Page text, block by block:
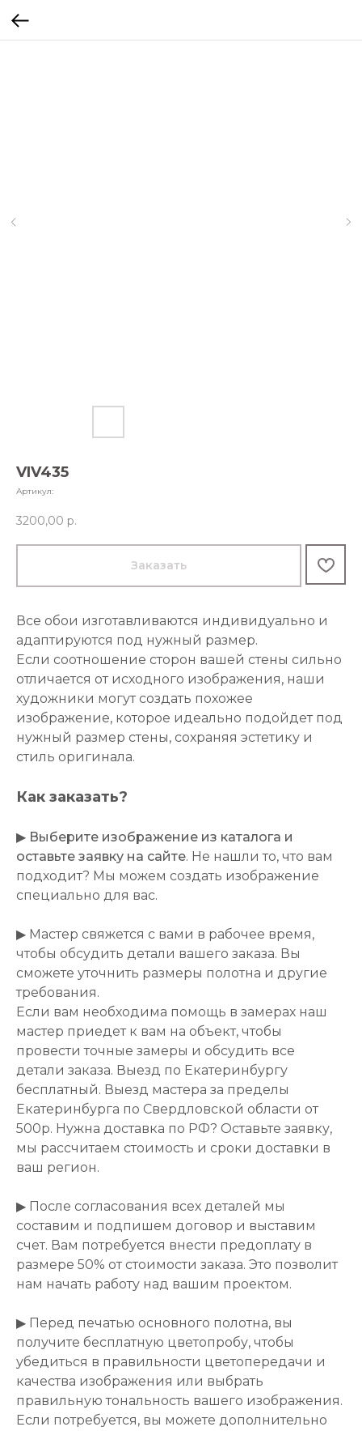
VIV435
Артикул:
3200,00 р.
Заказать
Все обои изготавливаются индивидуально и
адаптируются под нужный размер.
Если соотношение сторон вашей стены сильно
отличается от исходного изображения, наши
художники могут создать похожее
изображение, которое идеально подойдет под
нужный размер стены, сохраняя эстетику и
стиль оригинала.
Как заказать?
▶ Выберите изображение из каталога и
оставьте заявку на сайте. Не нашли то, что вам
подходит? Мы можем создать изображение
специально для вас.
▶ Мастер свяжется с вами в рабочее время,
чтобы обсудить детали вашего заказа. Вы
сможете уточнить размеры полотна и другие
требования.
Если вам необходима помощь в замерах наш
мастер приедет к вам на объект, чтобы
провести точные замеры и обсудить все
детали заказа. Выезд по Екатеринбургу
бесплатный. Выезд мастера за пределы
Екатеринбурга по Свердловской области от
500р. Нужна доставка по РФ? Оставьте заявку,
мы рассчитаем стоимость и сроки доставки в
ваш регион.
▶ После согласования всех деталей мы
составим и подпишем договор и выставим
счет. Вам потребуется внести предоплату в
размере 50% от стоимости заказа. Это позволит
нам начать работу над вашим проектом.
▶ Перед печатью основного полотна, вы
получите бесплатную цветопробу, чтобы
убедиться в правильности цветопередачи и
качества изображения или выбрать
правильную тональность вашего изображения.
Если потребуется, вы можете дополнительно